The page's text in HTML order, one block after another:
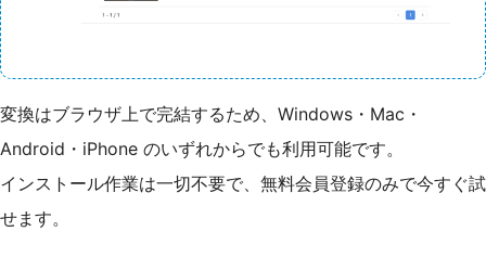
変換はブラウザ上で完結するため、Windows・Mac・
Android・iPhone のいずれからでも利用可能です。
インストール作業は一切不要で、無料会員登録のみで今すぐ試
せます。